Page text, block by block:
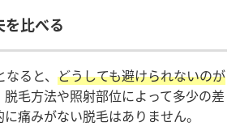
を比べる
ると、 どうしても避けられないのが
脱毛方法や照射部位によって多少の差
痛みがない脱毛はありません。